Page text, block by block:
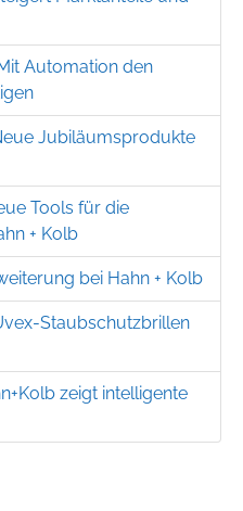
Automation den
Jubiläumsprodukte
Tools für die
+ Kolb
bei Hahn + Kolb
Staubschutzbrillen
zeigt intelligente